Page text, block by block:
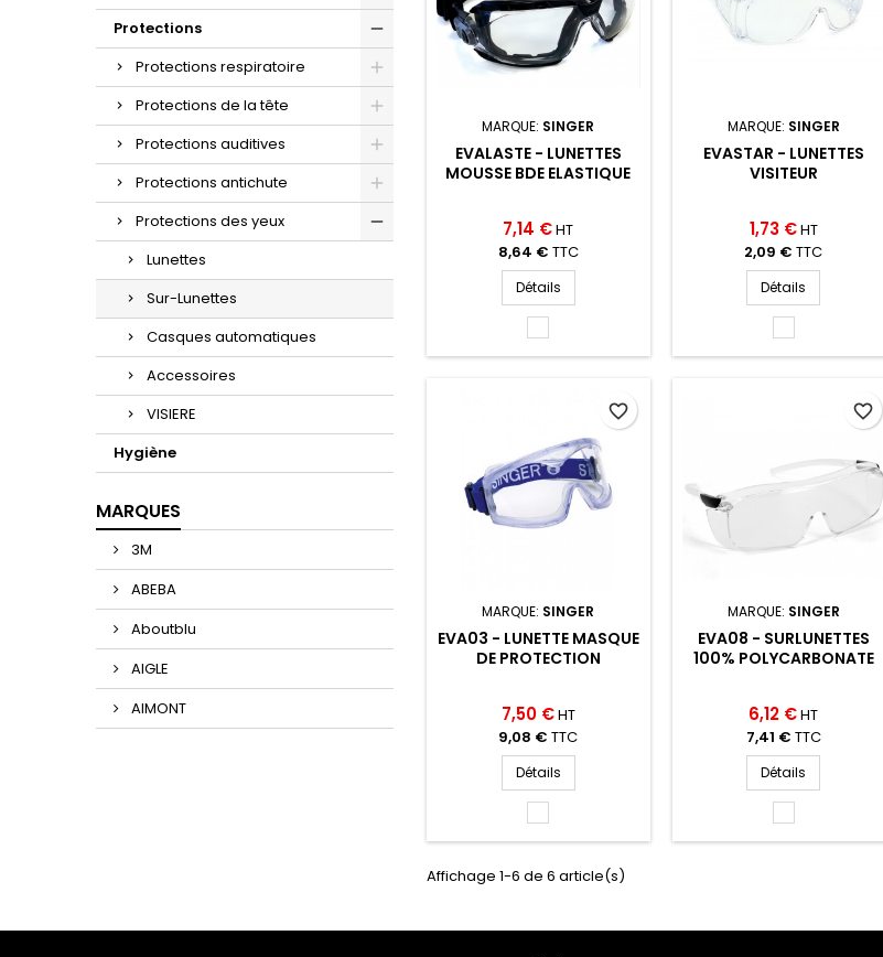
Protections
Protections respiratoire
Protections de la tête
Protections auditives
Protections antichute
Protections des yeux
Lunettes
Sur-Lunettes
Casques automatiques
Accessoires
VISIERE
Hygiène
MARQUES
3M
ABEBA
Aboutblu
AIGLE
AIMONT
MARQUE: SINGER
EVALASTE - LUNETTES
MOUSSE BDE ELASTIQUE
7,14 €HT
8,64 € TTC
Détails
(INCOLOR)
MARQUE: SINGER
EVASTAR - LUNETTES
VISITEUR
1,73 €HT
2,09 € TTC
Détails
(INCOLOR)
MARQUE: SINGER
EVA03 - LUNETTE MASQUE
DE PROTECTION
7,50 €HT
9,08 € TTC
Détails
(INCOLOR)
favorite_border
MARQUE: SINGER
EVA08 - SURLUNETTES
100% POLYCARBONATE
6,12 €HT
7,41 € TTC
Détails
(INCOLOR)
favorite_border
Affichage 1-6 de 6 article(s)